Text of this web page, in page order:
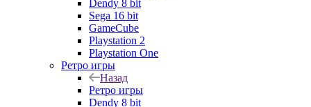
Dendy 8 bit
Sega 16 bit
GameCube
Playstation 2
Playstation One
Ретро игры
Назад
Ретро игры
Dendy 8 bit